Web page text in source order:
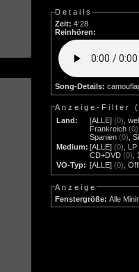
Details
Zeit: 4:28
Reinhören:
Song-Details:
Anzeige-Filter
Land:
[ALLE] (0) ,
Frankreich (0)
Spanien (0) ,
Medium: [ALLE] (0) LP
CD+DVD (0)
VÖ-Typ: [ALLE] (0) ,
Anzeige
Fenstergröße: Alle